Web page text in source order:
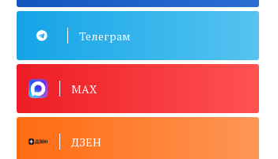
Телеграм
MAX
ДЗЕН